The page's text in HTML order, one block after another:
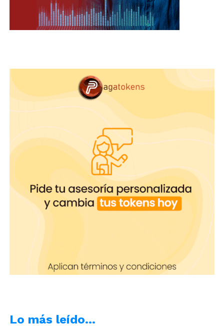
Cerveza y limón:este es uno de los
el cabello. Necesitas un litro de agua, 1
lata de cerveza y sumo de jugo de
limón. Mezcla en un atomizador,
humecta todo el pelo, déjalo actuar
por 20 minutos y luego enjuaga bien
hasta eliminar el fuerte olor de la
cerveza. Con este procedimiento estas
preparando tu cabellera para los rizos
perfectos y más duraderos.
Lo más leído…